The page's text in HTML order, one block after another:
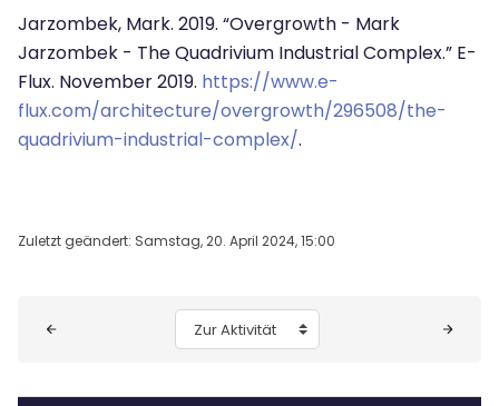
Jarzombek, Mark. 2019. “Overgrowth - Mark
Jarzombek - The Quadrivium Industrial Complex.” E-
Flux. November 2019. https://www.e-
flux.com/architecture/overgrowth/296508/the-
quadrivium-industrial-complex/.
Zuletzt geändert: Samstag, 20. April 2024, 15:00
Zur Aktivität